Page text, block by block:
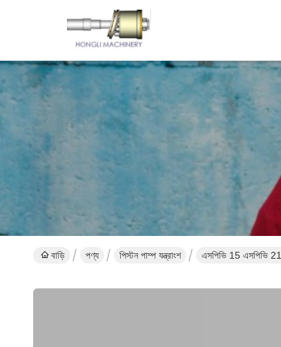
বাড়ি পণ্য পিস্টন পাম্প যন্ত্রাংশ এসপিভি 15 এসপিভি 21